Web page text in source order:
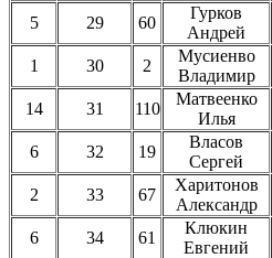
5 29 60
Гурков
Андрей
1 30 2
Мусиенво
Владимир
14 31 110
Матвеенко
Илья
6 32 19
Власов
Сергей
2 33 67
Харитонов
Александр
6 34 61
Клюкин
Евгений